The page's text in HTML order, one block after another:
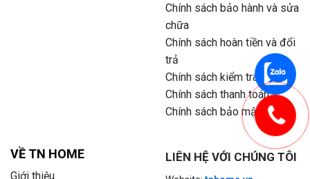
Chính sách bảo hành và sửa
chữa
Chính sách hoàn tiền và đổi
trả
Chính sách kiểm tra hàng
Chính sách thanh toán
Chính sách bảo mật
VỀ TN HOME
Giới thiệu
LIÊN HỆ VỚI CHÚNG TÔI